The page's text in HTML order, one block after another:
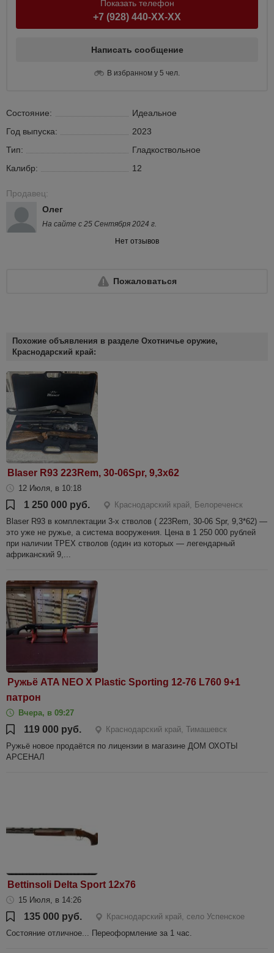
Показать телефон
+7 (928) 440-XX-XX
Написать сообщение
В избранном у 5 чел.
Состояние:
Идеальное
Год выпуска:
2023
Тип:
Гладкоствольное
Калибр:
12
Продавец:
Олег
На сайте с 25 Сентября 2024 г.
Нет отзывов
Пожаловаться
Похожие объявления в разделе Охотничье оружие,
Краснодарский край:
Blaser R93 223Rem, 30-06Spr, 9,3x62
12 Июля, в 10:18
1 250 000 руб.
Краснодарский край, Белореченск
Blaser R93 в комплектации 3-х стволов ( 223Rem, 30-06 Spr, 9,3*62) —
это уже не ружье, а система вооружения. Цена в 1 250 000 рублей
при наличии ТРЕХ стволов (один из которых — легендарный
африканский 9,...
Ружьё ATA NEO X Plastic Sporting 12-76 L760 9+1
патрон
Вчера, в 09:27
119 000 руб.
Краснодарский край, Тимашевск
Ружьё новое продаётся по лицензии в магазине ДОМ ОХОТЫ
АРСЕНАЛ
Bettinsoli Delta Sport 12х76
15 Июля, в 14:26
135 000 руб.
Краснодарский край, село Успенское
Состояние отличное... Переоформление за 1 час.